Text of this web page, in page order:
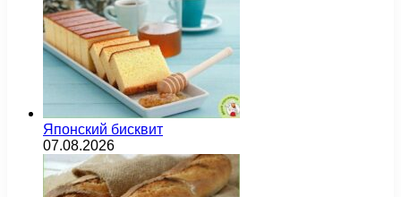
Японский бисквит
07.08.2026